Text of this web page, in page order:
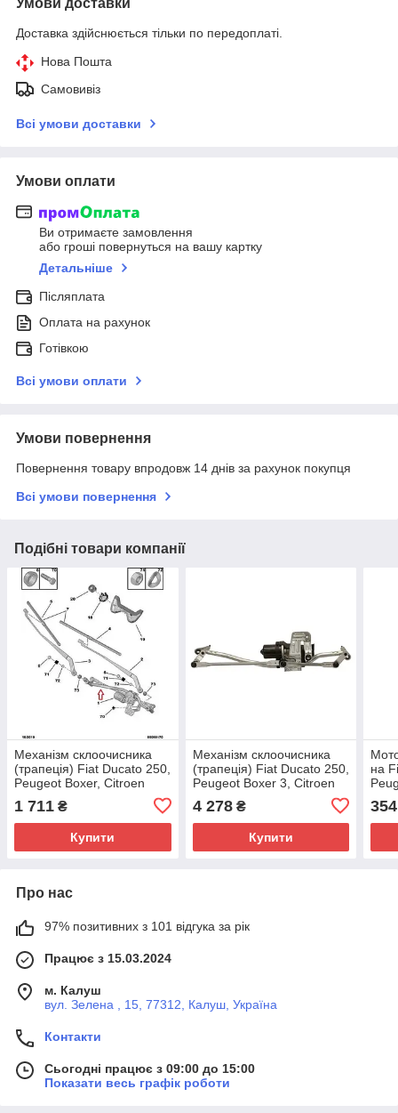
Доставка здійснюється тільки по передоплаті.
Нова Пошта
Самовивіз
Всі умови доставки
Умови оплати
Ви отримаєте замовлення
або гроші повернуться на вашу картку
Детальніше
Післяплата
Оплата на рахунок
Готівкою
Всі умови оплати
Умови повернення
Повернення товару впродовж 14 днів за рахунок покупця
Всі умови повернення
Подібні товари компанії
Механізм склоочисника
(трапеція) Fiat Ducato 250,
Peugeot Boxer, Citroen
1363338080
1 711 ₴
Купити
Механізм склоочисника
(трапеція) Fiat Ducato 250,
Peugeot Boxer 3, Citroen
1363338080
4 278₴
Купити
на
354
Про нас
97% позитивних з 101 відгука за рік
Працює з 15.03.2024
м. Калуш
вул. Зелена , 15, 77312, Калуш, Україна
Контакти
Сьогодні працює з 09:00 до 15:00
Показати весь графік роботи